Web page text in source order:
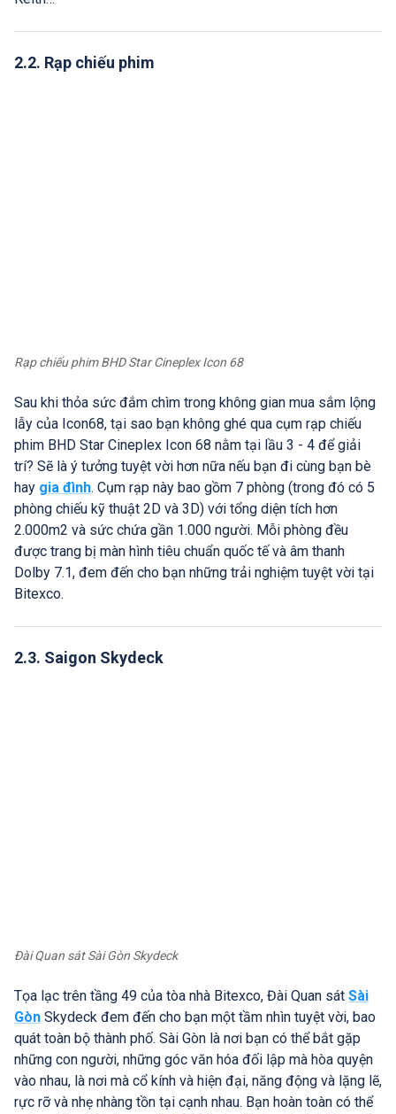
2.2. Rạp chiếu phim
Rạp chiếu phim BHD Star Cineplex Icon 68
Sau khi thỏa sức đắm chìm trong không gian mua sắm lộng
lẫy của Icon68, tại sao bạn không ghé qua cụm rạp chiếu
phim BHD Star Cineplex Icon 68 nằm tại lầu 3 - 4 để giải
trí? Sẽ là ý tưởng tuyệt vời hơn nữa nếu bạn đi cùng bạn bè
hay gia đình. Cụm rạp này bao gồm 7 phòng (trong đó có 5
phòng chiếu kỹ thuật 2D và 3D) với tổng diện tích hơn
2.000m2 và sức chứa gần 1.000 người. Mỗi phòng đều
được trang bị màn hình tiêu chuẩn quốc tế và âm thanh
Dolby 7.1, đem đến cho bạn những trải nghiệm tuyệt vời tại
Bitexco.
2.3. Saigon Skydeck
Đài Quan sát Sài Gòn Skydeck
Tọa lạc trên tầng 49 của tòa nhà Bitexco, Đài Quan sát Sài
Gòn Skydeck đem đến cho bạn một tầm nhìn tuyệt vời, bao
quát toàn bộ thành phố. Sài Gòn là nơi bạn có thể bắt gặp
những con người, những góc văn hóa đối lập mà hòa quyện
vào nhau, là nơi mà cổ kính và hiện đại, năng động và lặng lẽ,
rực rỡ và nhẹ nhàng tồn tại cạnh nhau. Bạn hoàn toàn có thể